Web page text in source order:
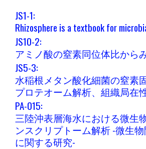
JS1-1:
Rhizosphere is a textbook for
JS10-2:
アミノ酸の窒素同位体比から
JS5-3:
水稲根メタン酸化細菌の窒素
プロテオーム解析、組織局在
PA-015:
三陸沖表層海水における微生
ンスクリプトーム解析 -微生
に関する研究-